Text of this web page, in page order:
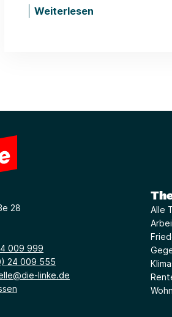
Weiterlesen
28
009 999
24 009 555
linke.de
Alle